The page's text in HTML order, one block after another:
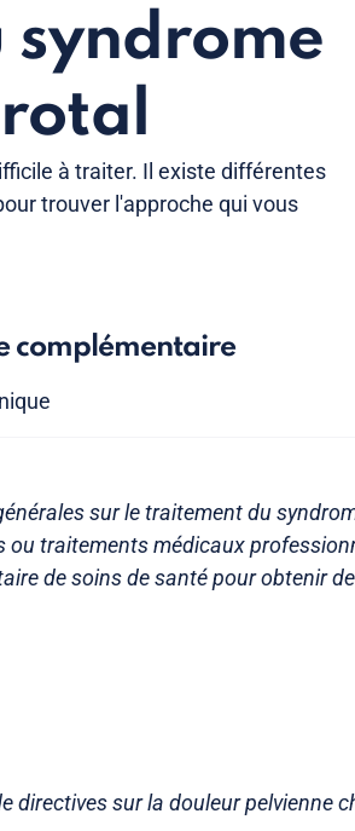
syndrome
à traiter. Il existe différentes
trouver l'approche qui vous
complémentaire
sur le traitement du
ou traitements médicaux
de soins de santé pour obtenir
directives sur la douleur pelvienne